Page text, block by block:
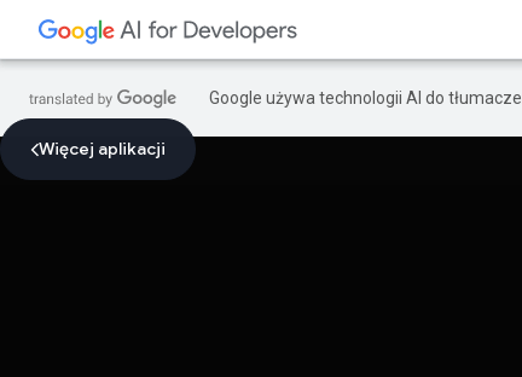
Google używa technologii AI do
Więcej aplikacji